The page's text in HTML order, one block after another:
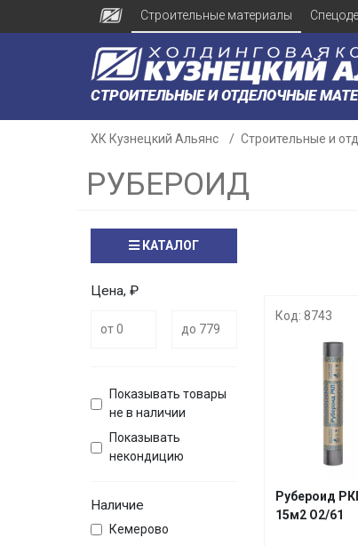
Строительные материалы
СТРОИТЕЛЬНЫЕ И ОТДЕЛОЧНЫЕ
ХК Кузнецкий Альянс Строительные и
РУБЕРОИД
КАТАЛОГ
Цена, ₽
Показывать товары
не в наличии
Показывать
некондицию
Наличие
Кемерово
Код: 8743
Рубероид
15м2 О2/61